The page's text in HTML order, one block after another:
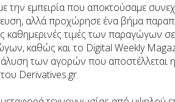
εμπειρία που αποκτούσαμε
αλλά προχώρησε ένα βήμα
τιμές των παραγώγων
καθώς και το Digital Weekly
των αγορών που αποστέλλεται
Derivatives.gr.